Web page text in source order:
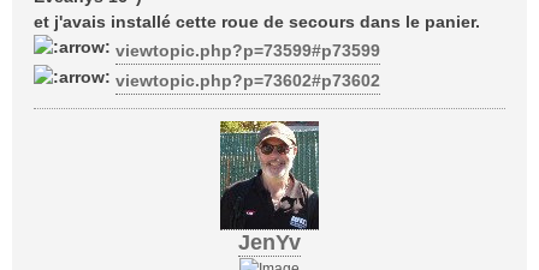
g
e
et j'avais installé cette roue de secours dans le panier.
viewtopic.php?p=73599#p73599
viewtopic.php?p=73602#p73602
JenYv